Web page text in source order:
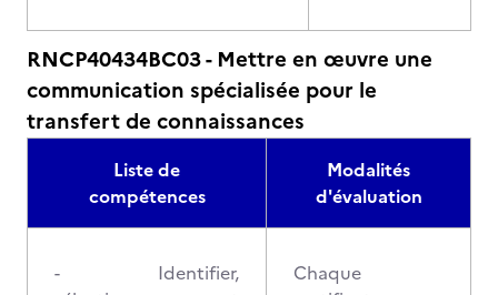
RNCP40434BC03 - Mettre en œuvre une
communication spécialisée pour le
transfert de connaissances
Liste de
compétences
Modalités
d'évaluation
- Identifier,
Chaque